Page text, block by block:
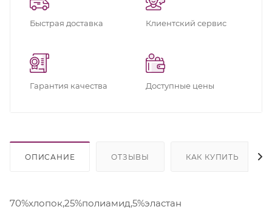
Быстрая доставка Клиентский сервис
Гарантия качества Доступные цены
ОПИСАНИЕ ОТЗЫВЫ КАК КУПИТЬ
70%хлопок,25%полиамид,5%эластан